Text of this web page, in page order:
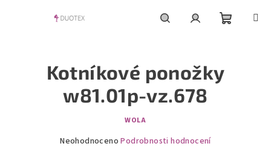
Kotníkové ponožky
w81.01p-vz.678
WOLA
Průměrné
Neohodnoceno Podrobnosti hodnocení